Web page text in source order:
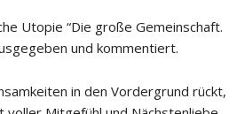
Utopie “Die große Gemeinschaft.
und kommentiert.
in den Vordergrund rückt,